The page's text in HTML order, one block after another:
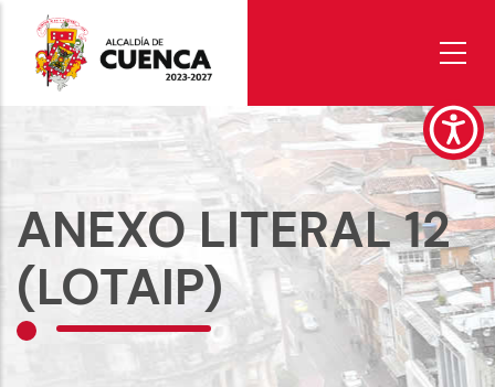
contenido
principal
ANEXO LITERAL 12
(LOTAIP)